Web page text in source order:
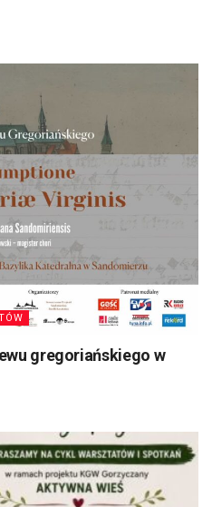
gregoriańskiego w